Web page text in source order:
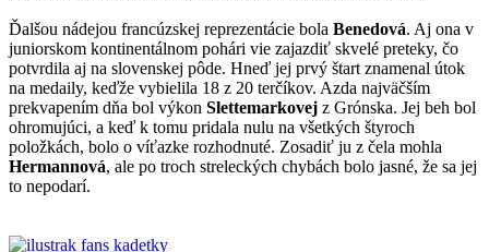
Ďalšou nádejou francúzskej reprezentácie bola Benedová. Aj ona v
juniorskom kontinentálnom pohári vie zajazdiť skvelé preteky, čo
potvrdila aj na slovenskej pôde. Hneď jej prvý štart znamenal útok
na medaily, keďže vybielila 18 z 20 terčíkov. Azda najväčším
prekvapením dňa bol výkon Slettemarkovej z Grónska. Jej beh bol
ohromujúci, a keď k tomu pridala nulu na všetkých štyroch
položkách, bolo o víťazke rozhodnuté. Zosadiť ju z čela mohla
Hermannová, ale po troch streleckých chybách bolo jasné, že sa jej
to nepodarí.